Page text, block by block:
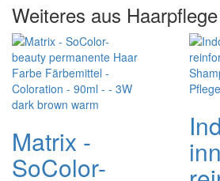
Weiteres aus
Matrix -
SoColor-